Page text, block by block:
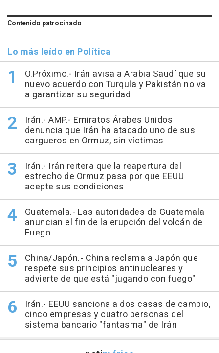
Contenido patrocinado
Lo más leído en Política
O.Próximo.- Irán avisa a Arabia Saudí que su
nuevo acuerdo con Turquía y Pakistán no va
a garantizar su seguridad
Irán.- AMP.- Emiratos Árabes Unidos
denuncia que Irán ha atacado uno de sus
cargueros en Ormuz, sin víctimas
Irán.- Irán reitera que la reapertura del
estrecho de Ormuz pasa por que EEUU
acepte sus condiciones
Guatemala.- Las autoridades de Guatemala
anuncian el fin de la erupción del volcán de
Fuego
China/Japón.- China reclama a Japón que
respete sus principios antinucleares y
advierte de que está "jugando con fuego"
Irán.- EEUU sanciona a dos casas de cambio,
cinco empresas y cuatro personas del
sistema bancario "fantasma" de Irán